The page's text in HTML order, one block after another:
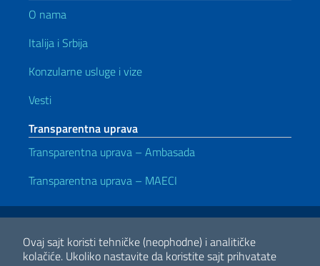
Ovaj sajt koristi tehničke (neophodne) i analitičke
kolačiće. Ukoliko nastavite da koristite sajt prihvatate
O nama
Italija i Srbija
Konzularne usluge i vize
Vesti
Transparentna uprava
Transparentna uprava – Ambasada
Transparentna uprava – MAECI
Korisni linkovi